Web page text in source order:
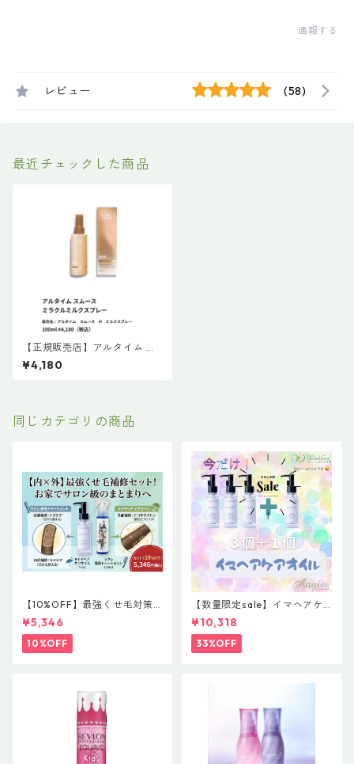
通報する
レビュー (58)
最近チェックした商品
【正規販売店】アルタイム ス
ムース ミラクルミルクスプレ
ー （販売名：アルタイム ス
¥4,180
同じカテゴリの商品
【10%OFF】最強くせ毛対策
セット！内部×外部のW補修
（ラクレ酸熱トリートメント
＆#イマヘア ケアオイル）
¥5,346
10%OFF
【数量限定sale】イマヘアケ
アオイル３＋１ キャンペー
ン 今だけまとめ買い 4個セ
ット
¥10,318
33%OFF